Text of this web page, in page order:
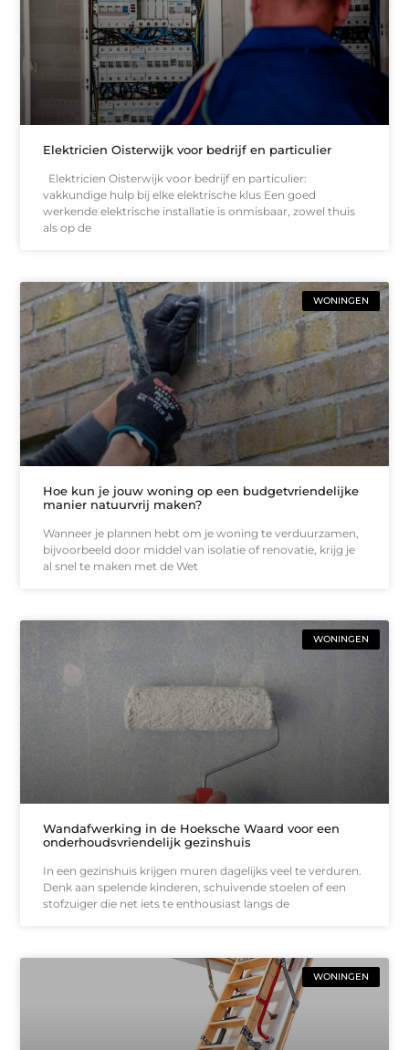
Elektricien Oisterwijk voor bedrijf en particulier
Elektricien Oisterwijk voor bedrijf en particulier:
vakkundige hulp bij elke elektrische klus Een goed
werkende elektrische installatie is onmisbaar, zowel thuis
als op de
WONINGEN
Hoe kun je jouw woning op een budgetvriendelijke
manier natuurvrij maken?
Wanneer je plannen hebt om je woning te verduurzamen,
bijvoorbeeld door middel van isolatie of renovatie, krijg je
al snel te maken met de Wet
WONINGEN
Wandafwerking in de Hoeksche Waard voor een
onderhoudsvriendelijk gezinshuis
In een gezinshuis krijgen muren dagelijks veel te verduren.
Denk aan spelende kinderen, schuivende stoelen of een
stofzuiger die net iets te enthousiast langs de
WONINGEN